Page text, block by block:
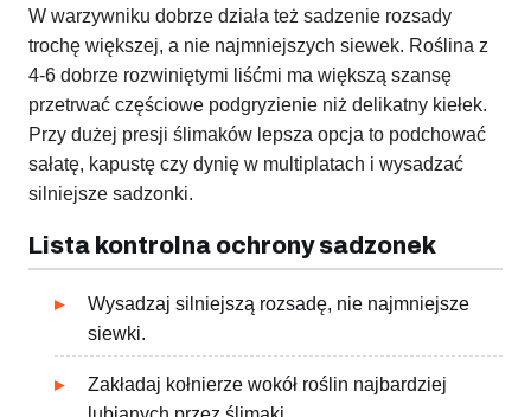
W warzywniku dobrze działa też sadzenie rozsady
trochę większej, a nie najmniejszych siewek. Roślina z
4-6 dobrze rozwiniętymi liśćmi ma większą szansę
przetrwać częściowe podgryzienie niż delikatny kiełek.
Przy dużej presji ślimaków lepsza opcja to podchować
sałatę, kapustę czy dynię w multiplatach i wysadzać
silniejsze sadzonki.
Lista kontrolna ochrony sadzonek
Wysadzaj silniejszą rozsadę, nie najmniejsze
siewki.
Zakładaj kołnierze wokół roślin najbardziej